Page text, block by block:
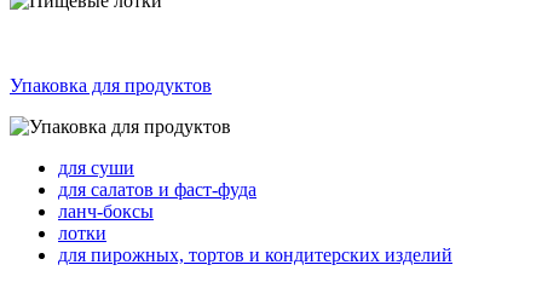
Упаковка для продуктов
для суши
для салатов и фаст-фуда
ланч-боксы
лотки
для пирожных, тортов и кондитерских изделий